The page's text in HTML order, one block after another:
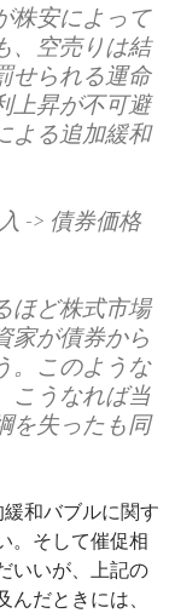
株安によって
、空売りは結
せられる運命
上昇が不可避
よる追加緩和
-> 債券価格
ほど株式市場
家が債券から
。このような
こうなれば当
を失ったも同
和バブルに関す
。そして催促相
いいが、上記の
だときには、